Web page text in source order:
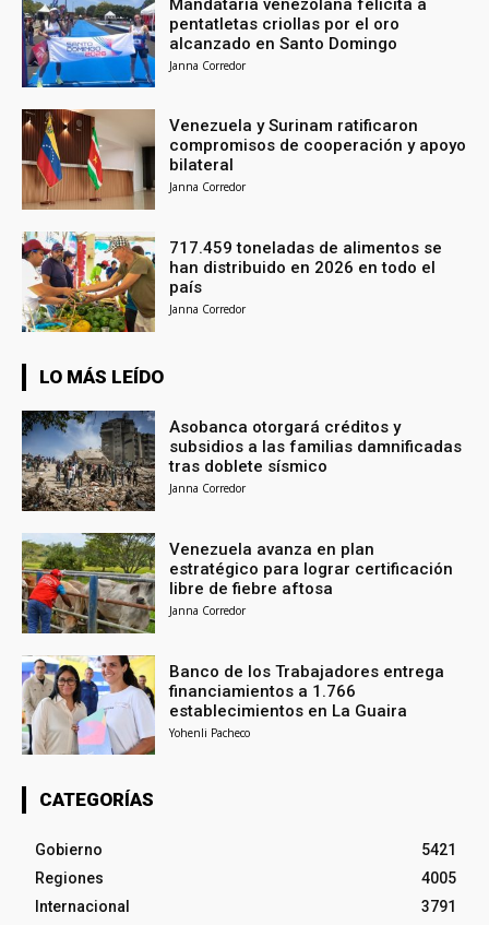
pentatletas criollas por el oro
alcanzado en Santo Domingo
Janna Corredor
Venezuela y Surinam ratificaron
compromisos de cooperación y apoyo
bilateral
Janna Corredor
717.459 toneladas de alimentos se
han distribuido en 2026 en todo el
país
Janna Corredor
LO MÁS LEÍDO
Asobanca otorgará créditos y
subsidios a las familias damnificadas
tras doblete sísmico
Janna Corredor
Venezuela avanza en plan
estratégico para lograr certificación
libre de fiebre aftosa
Janna Corredor
Banco de los Trabajadores entrega
financiamientos a 1.766
establecimientos en La Guaira
Yohenli Pacheco
CATEGORÍAS
Gobierno
5421
Regiones
4005
Internacional
3791